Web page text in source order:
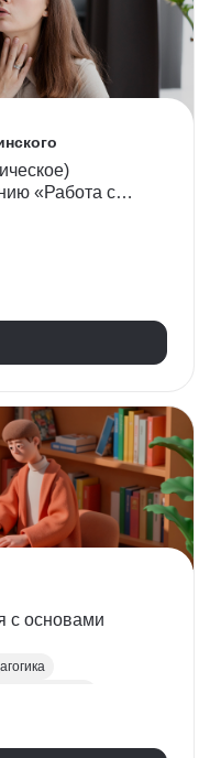
«Работа с
речи и
с основами
личности